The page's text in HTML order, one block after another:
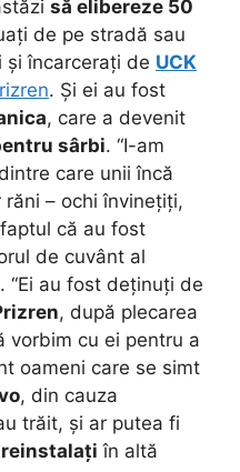
să elibereze 50
de pe stradă sau
și încarcerați de UCK
. Și ei au fost
, care a devenit
sârbi. “I-am
care unii încă
– ochi învinețiți,
că au fost
de cuvânt al
. “Ei au fost deținuți de
, după plecarea
vorbim cu ei pentru a
oameni care se simt
, din cauza
trăit, și ar putea fi
reinstalați în altă